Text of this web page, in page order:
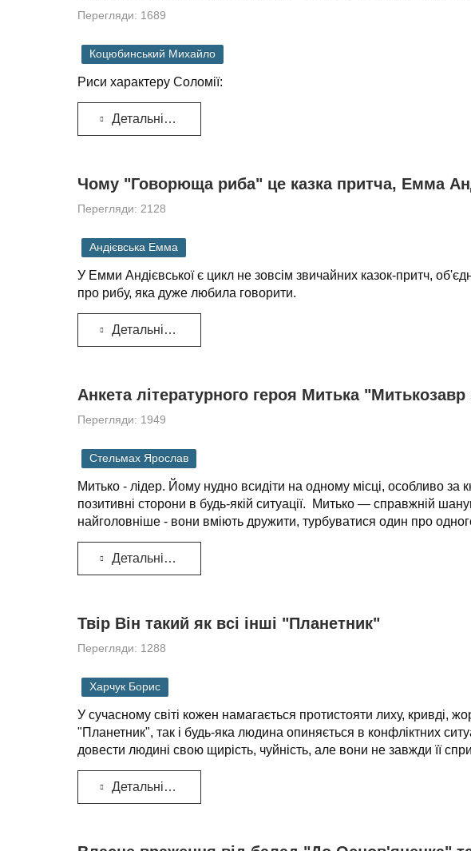
Перегляди: 1689
Коцюбинський Михайло
Риси характеру Соломії:
Детальніше...
Чому "Говорюща риба" це казка притча, Емма
Перегляди: 2128
Андієвська Емма
У Емми Андієвської є цикл не зовсім звичайних казок-притч,
про рибу, яка дуже любила говорити.
Детальніше...
Анкета літературного героя Митька
Перегляди: 1949
Стельмах Ярослав
Митько - лідер. Йому нудно всидіти на одному місці, особливо
позитивні сторони в будь-якій ситуації. Митько — справжній
найголовніше - вони вміють дружити, турбуватися один про
Детальніше...
Твір Він такий як всі інші "Планетник"
Перегляди: 1288
Харчук Борис
У сучасному світі кожен намагається протистояти лиху, кривді,
"Планетник", так і будь-яка людина опиняється в конфліктних
довести людині свою щирість, чуйність, але вони не завжди її
Детальніше...